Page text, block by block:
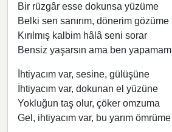
Bir rüzgâr esse dokunsa yüzüme
Belki sen sanırım, dönerim gözüme
Kırılmış kalbim hâlâ seni sorar
Bensiz yaşarsın ama ben yapamam
İhtiyacım var, sesine, gülüşüne
İhtiyacım var, dokunan el yüzüne
Yokluğun taş olur, çöker omzuma
Gel, ihtiyacım var, bu yarım ömrüme